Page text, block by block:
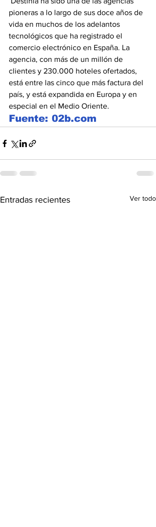
pioneras a lo largo de sus doce años de
vida en muchos de los adelantos
tecnológicos que ha registrado el
comercio electrónico en España. La
agencia, con más de un millón de
clientes y 230.000 hoteles ofertados,
está entre las cinco que más factura del
país, y está expandida en Europa y en
especial en el Medio Oriente.
Fuente: 02b.com
Entradas recientes Ver todo